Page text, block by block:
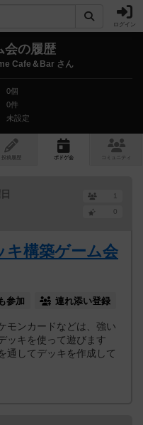
ログイン
会の履歴
Cafe＆Bar さん
0個
0件
未設定
投稿履歴 ボ ドゲ会 コミュニティ
1
0
キ構築ゲーム会
参加 連れ添い登録
モンカードなどは、強い
ッキを使って遊びます
通してデッキを作成して